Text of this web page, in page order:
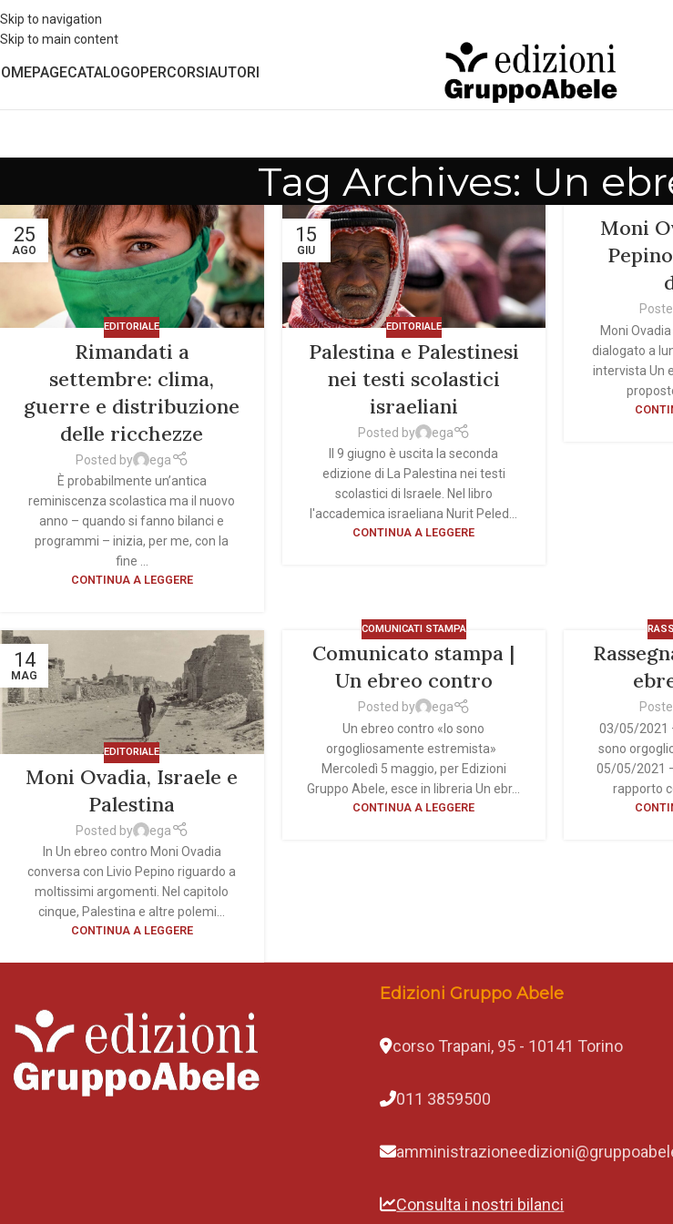
Skip to navigation
Skip to main content
CATALOGOPERCORSIAUTORI
Tag Archives: Un
25
AGO
EDITORIALE
Rimandati a
settembre: clima,
guerre e distribuzione
delle ricchezze
Posted by
ega
È probabilmente un’antica
reminiscenza scolastica ma il nuovo
anno – quando si fanno bilanci e
programmi – inizia, per me, con la
fine ...
CONTINUA A LEGGERE
15
GIU
EDITORIALE
Palestina e Palestinesi
nei testi scolastici
israeliani
Posted by
ega
Il 9 giugno è uscita la seconda
edizione di La Palestina nei testi
scolastici di Israele. Nel libro
l'accademica israeliana Nurit Peled...
CONTINUA A LEGGERE
Moni
Moni
dialogato a
intervista Un
14
MAG
EDITORIALE
Moni Ovadia, Israele e
Palestina
Posted by
ega
In Un ebreo contro Moni Ovadia
conversa con Livio Pepino riguardo a
moltissimi argomenti. Nel capitolo
cinque, Palestina e altre polemi...
CONTINUA A LEGGERE
COMUNICATI STAMPA
Comunicato stampa |
Un ebreo contro
Posted by
ega
Un ebreo contro «Io sono
orgogliosamente estremista»
Mercoledì 5 maggio, per Edizioni
Gruppo Abele, esce in libreria Un ebr...
CONTINUA A LEGGERE
03/05/2021
sono
05/05/2021
rapporto
Edizioni Gruppo Abele
corso Trapani, 95 - 10141 Torino
011 3859500
Consulta i nostri bilanci